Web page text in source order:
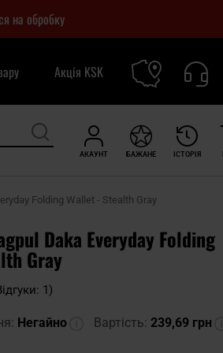
на обробку
Акція KSK
АКАУНТ ІСТОРІЯ
БАЖАНЕ
Folding Wallet - Stealth Gray
Daka Everyday Folding
Gray
1)
Негайно Вартість: 239,69 грн